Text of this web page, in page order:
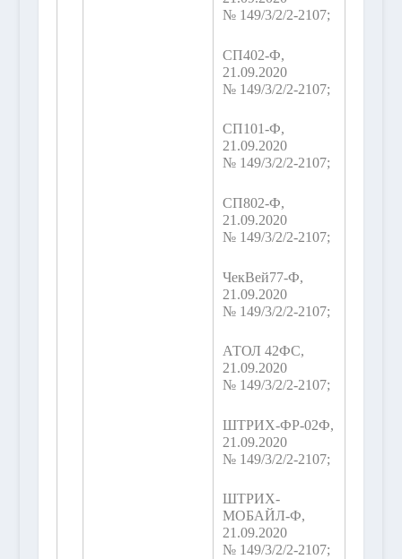
№ 149/3/2/2-2107;
СП402-Ф,
21.09.2020
№ 149/3/2/2-2107;
СП101-Ф,
21.09.2020
№ 149/3/2/2-2107;
СП802-Ф,
21.09.2020
№ 149/3/2/2-2107;
ЧекВей77-Ф,
21.09.2020
№ 149/3/2/2-2107;
АТОЛ 42ФС,
21.09.2020
№ 149/3/2/2-2107;
ШТРИХ-ФР-02Ф,
21.09.2020
№ 149/3/2/2-2107;
ШТРИХ-
МОБАЙЛ-Ф,
21.09.2020
№ 149/3/2/2-2107;